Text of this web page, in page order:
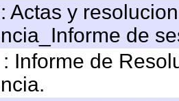
Actas y
de
Informe de